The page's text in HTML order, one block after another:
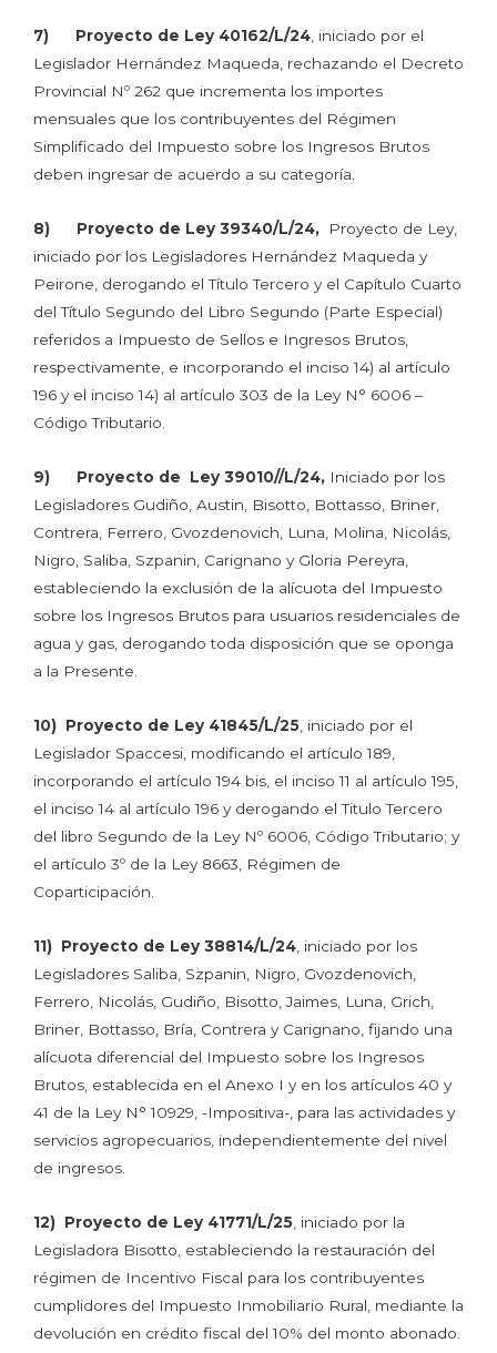
7) Proyecto de Ley 40162/L/24, iniciado por el
Legislador Hernández Maqueda, rechazando el Decreto
Provincial Nº 262 que incrementa los importes
mensuales que los contribuyentes del Régimen
Simplificado del Impuesto sobre los Ingresos Brutos
deben ingresar de acuerdo a su categoría.
8) Proyecto de Ley 39340/L/24,
Proyecto de Ley,
iniciado por los Legisladores Hernández Maqueda y
Peirone, derogando el Título Tercero y el Capítulo Cuarto
del Título Segundo del Libro Segundo (Parte Especial)
referidos a Impuesto de Sellos e Ingresos Brutos,
respectivamente, e incorporando el inciso 14) al artículo
196 y el inciso 14) al artículo 303 de la Ley N° 6006 –
Código Tributario.
9) Proyecto de Ley 39010//L/24, Iniciado por los
Legisladores Gudiño, Austin, Bisotto, Bottasso, Briner,
Contrera, Ferrero, Gvozdenovich, Luna, Molina, Nicolás,
Nigro, Saliba, Szpanin, Carignano y Gloria Pereyra,
estableciendo la exclusión de la alícuota del Impuesto
sobre los Ingresos Brutos para usuarios residenciales de
agua y gas, derogando toda disposición que se oponga
a la Presente.
10) Proyecto de Ley 41845/L/25 , iniciado por el
Legislador Spaccesi, modificando el artículo 189,
incorporando el artículo 194 bis, el inciso 11 al artículo 195,
el inciso 14 al artículo 196 y derogando el Titulo Tercero
del libro Segundo de la Ley Nº 6006, Código Tributario; y
el artículo 3º de la Ley 8663, Régimen de
Coparticipación.
11) Proyecto de Ley 38814/L/24 , iniciado por los
Legisladores Saliba, Szpanin, Nigro, Gvozdenovich,
Ferrero, Nicolás, Gudiño, Bisotto, Jaimes, Luna, Grich,
Briner, Bottasso, Bría, Contrera y Carignano, fijando una
alícuota diferencial del Impuesto sobre los Ingresos
Brutos, establecida en el Anexo I y en los artículos 40 y
41 de la Ley N° 10929, -Impositiva-, para las actividades y
servicios agropecuarios, independientemente del nivel
de ingresos.
12) Proyecto de Ley 41771/L/25 , iniciado por la
Legisladora Bisotto, estableciendo la restauración del
régimen de Incentivo Fiscal para los contribuyentes
cumplidores del Impuesto Inmobiliario Rural, mediante la
devolución en crédito fiscal del 10% del monto abonado.